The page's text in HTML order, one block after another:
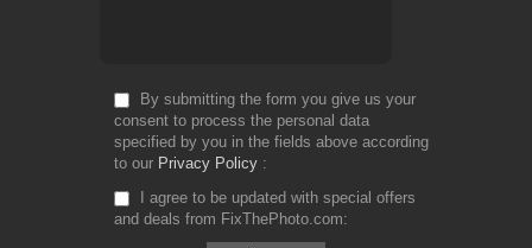
By submitting the form you give us your
consent to process the personal data
specified by you in the fields above according
to our Privacy Policy
I agree to be updated with special offers
and deals from FixThePhoto.com